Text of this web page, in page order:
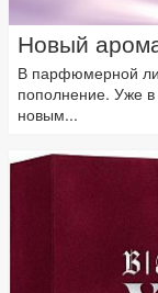
Новый
В парфюмерной
пополнение. Уже в
новым...